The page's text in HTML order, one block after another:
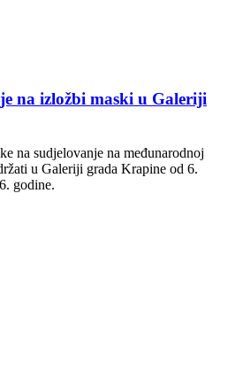
na izložbi maski u Galeriji
na sudjelovanje na međunarodnoj
u Galeriji grada Krapine od 6.
godine.